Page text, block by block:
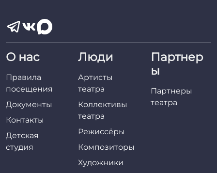
О нас
Правила
посещения
Документы
Контакты
Детская
студия
Люди
Артисты
театра
Коллективы
театра
Режиссёры
Композиторы
Художники
Партнер
ы
Партнеры
театра